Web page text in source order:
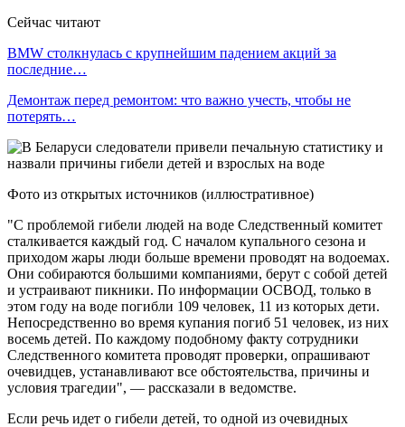
Сейчас читают
BMW столкнулась с крупнейшим падением акций за
последние…
Демонтаж перед ремонтом: что важно учесть, чтобы не
потерять…
Фото из открытых источников (иллюстративное)
"С проблемой гибели людей на воде Следственный комитет
сталкивается каждый год. С началом купального сезона и
приходом жары люди больше времени проводят на водоемах.
Они собираются большими компаниями, берут с собой детей
и устраивают пикники. По информации ОСВОД, только в
этом году на воде погибли 109 человек, 11 из которых дети.
Непосредственно во время купания погиб 51 человек, из них
восемь детей. По каждому подобному факту сотрудники
Следственного комитета проводят проверки, опрашивают
очевидцев, устанавливают все обстоятельства, причины и
условия трагедии", — рассказали в ведомстве.
Если речь идет о гибели детей, то одной из очевидных